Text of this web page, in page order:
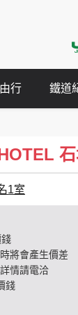
行 鐵道
1室
將會產生價差
情請電洽
錢